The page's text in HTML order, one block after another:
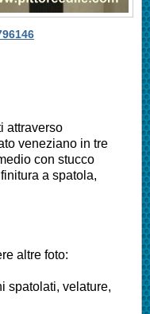
attraverso
veneziano in tre
con stucco
a spatola,
altre foto:
spatolati, velature,